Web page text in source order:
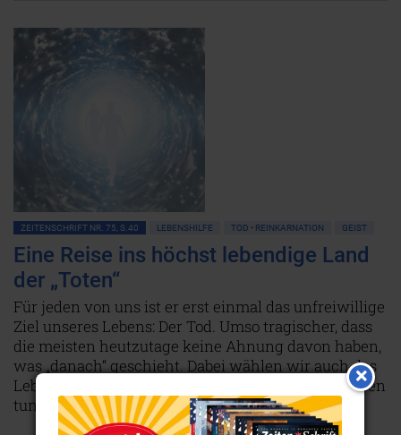
ZEITENSCHRIFT NR. 75, S.40 LEBENSHILFE TOD • REINKARNATION GEIST
Eine Reise ins höchst lebendige Land
der „Toten“
Für jeden von uns ist er erst einmal das unfreiwillige
Ziel unseres Lebens: Der Tod. Umso tragischer, dass
die meisten heutzutage keine Ahnung davon haben,
was „danach“ geschieht. Dabei wählen wir auch das
Leben im Jenseits mit dem, was wir in diesem Leben
tun – oder nicht tun.Weiterlesen...